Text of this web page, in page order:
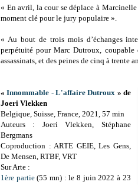
« En avril, la cour se déplace à
moment clé pour le jury populaire ».
« Au bout de trois mois d’échanges
perpétuité pour Marc Dutroux, coupable
assassinats, et des peines de cinq à trente
«Innommable - L'affaire Dutroux » de
Joeri Vlekken
Belgique, Suisse, France, 2021, 57 min
Auteurs : Joeri Vlekken, Stéphane
Bergmans
Coproduction : ARTE GEIE, Les Gens,
De Mensen, RTBF, VRT
Sur Arte :
1ère partie(55 mn) : le 8 juin 2022 à 23